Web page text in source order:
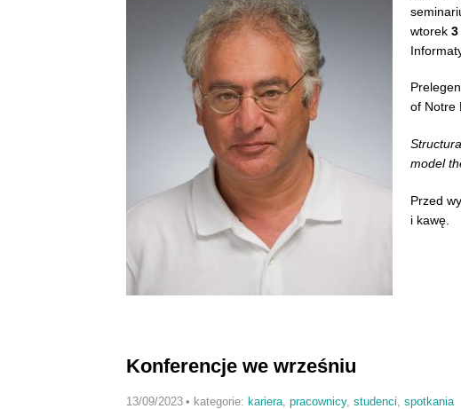
wtorek 3
of Notre
model
Przed
i kawę.
Konferencje we wrześniu
13/09/2023 • kategorie: kariera, pracownicy, studenci spotkania